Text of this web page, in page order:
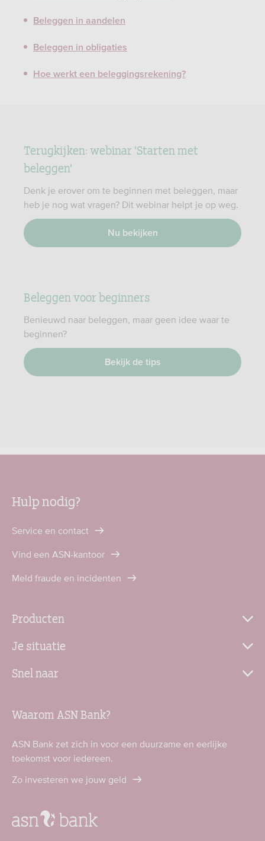
Beleggen in aandelen
Beleggen in obligaties
Hoe werkt een beleggingsrekening?
Terugkijken: webinar 'Starten met
beleggen'
Denk je erover om te beginnen met beleggen, maar
heb je nog wat vragen? Dit webinar helpt je op weg.
Nu bekijken
Beleggen voor beginners
Benieuwd naar beleggen, maar geen idee waar te
beginnen?
Bekijk de tips
Hulp nodig?
Service en contact
Vind een ASN-kantoor
Meld fraude en incidenten
Producten
Je situatie
Snel naar
Waarom ASN Bank?
ASN Bank zet zich in voor een duurzame en eerlijke
toekomst voor iedereen.
Zo investeren we jouw geld